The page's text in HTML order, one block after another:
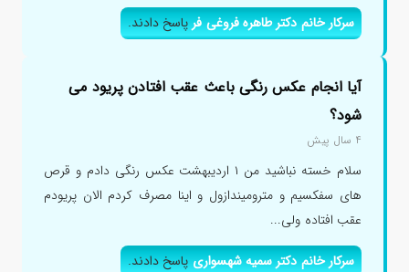
سرکار خانم دکتر طاهره فروغی فرپاسخ دادند.
آیا انجام عکس رنگی باعث عقب افتادن پریود می
شود؟
۴ سال پیش
سلام خسته نباشید من ۱ اردیبهشت عکس رنگی دادم و قرص
های سفکسیم و مترومیندازول و اینا مصرف کردم الان پریودم
عقب افتاده ولی...
سرکار خانم دکتر سمیه شهسواریپاسخ دادند.